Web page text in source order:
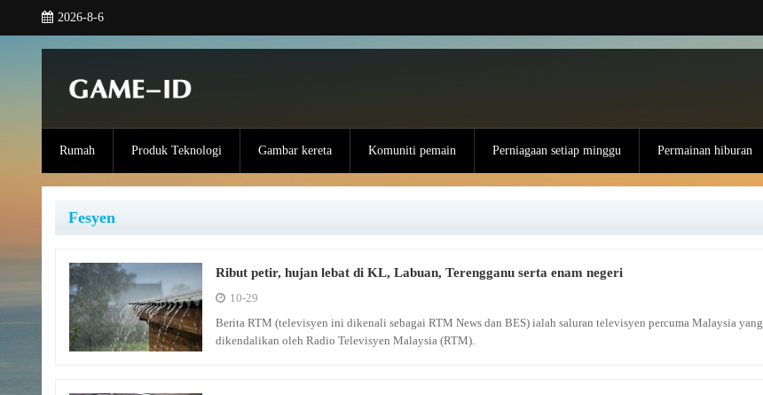
2026-8-6
Rumah Produk Teknologi Gambar kereta Komuniti pemain Perniagaan setiap minggu Permainan hiburan
Fesyen
Ribut petir, hujan lebat di KL, Labuan, Terengganu serta enam negeri
10-29
Berita RTM (televisyen ini dikenali sebagai RTM News dan BES) ialah saluran televisyen percuma Malaysia yang
dikendalikan oleh Radio Televisyen Malaysia (RTM).